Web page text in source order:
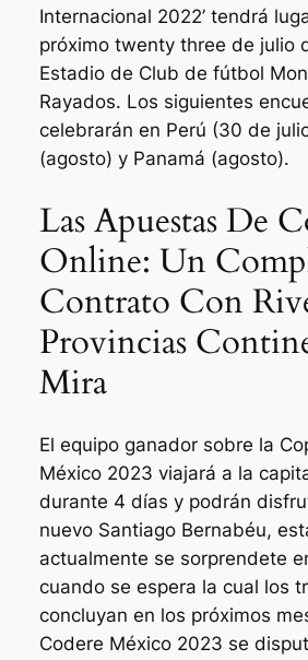
Internacional 2022’ tendrá
próximo twenty three de julio
Estadio de Club de fútbol
Rayados. Los siguientes
celebrarán en Perú (30 de
(agosto) y Panamá (agosto).
Las Apuestas De
Online: Un
Contrato Con
Provincias
Mira
El equipo ganador sobre la
México 2023 viajará a la
durante 4 días y podrán
nuevo Santiago Bernabéu,
actualmente se sorprendete
cuando se espera la cual los
concluyan en los próximos
Codere México 2023 se